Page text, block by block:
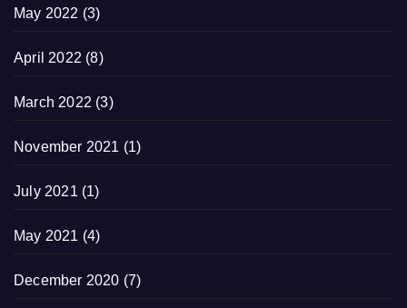
May 2022 (3)
April 2022 (8)
March 2022 (3)
November 2021 (1)
July 2021 (1)
May 2021 (4)
December 2020 (7)